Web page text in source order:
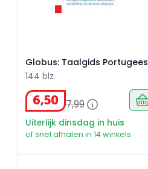
Globus: Taalgids Portugees
144 blz.
6,50 7,99
Uiterlijk dinsdag in huis
of snel afhalen in 14 winkels